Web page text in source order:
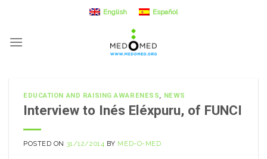
content
English Español
EDUCATION AND RAISING AWARENESS, NEWS
Interview to Inés Eléxpuru, of FUNCI
POSTED ON 31/12/2014 BY MED-O-MED